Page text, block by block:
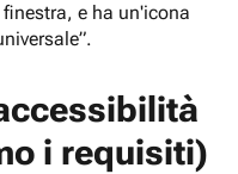
e ha un'icona
i requisiti)